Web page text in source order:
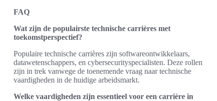
FAQ
Wat zijn de populairste technische carrières met
toekomstperspectief?
Populaire technische carrières zijn softwareontwikkelaars,
datawetenschappers, en cybersecurityspecialisten. Deze rollen
zijn in trek vanwege de toenemende vraag naar technische
vaardigheden in de huidige arbeidsmarkt.
Welke vaardigheden zijn essentieel voor een carrière in